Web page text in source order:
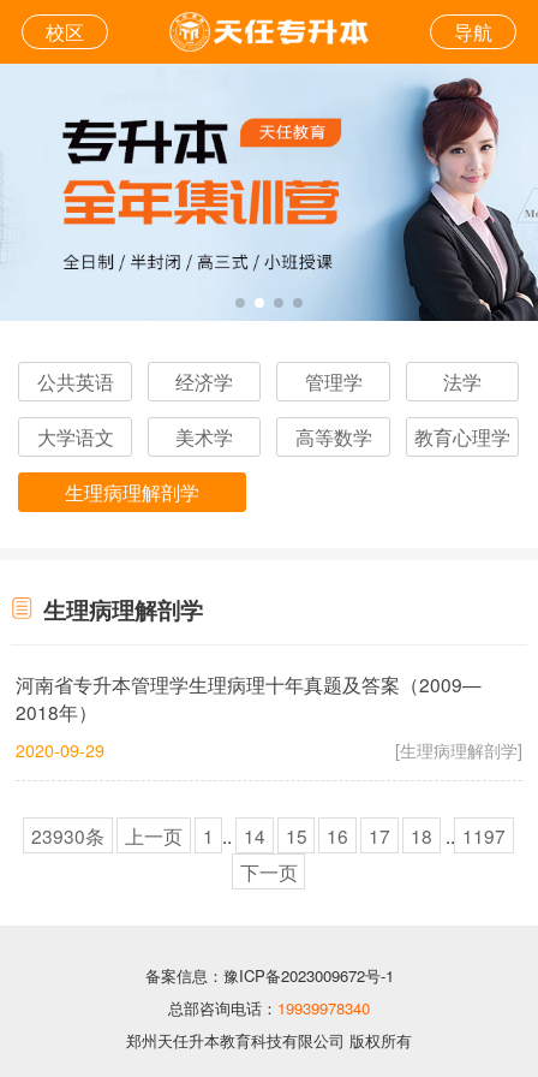
校区 导航
公共英语 经济学 管理学 法学
大学语文 美术学 高等数学 教育心理学
生理病理解剖学
生理病理解剖学
河南省专升本管理学生理病理十年真题及答案（2009—
2018年）
2020-09-29 [生理病理解剖学]
23930条 上一页 1 .. 14 15 16 17 18 .. 1197
下一页
备案信息：豫ICP备2023009672号-1
总部咨询电话： 19939978340
郑州天任升本教育科技有限公司 版权所有